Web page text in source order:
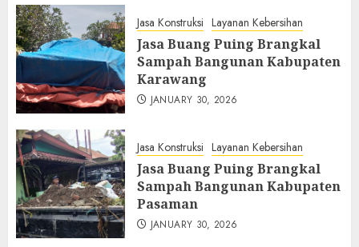
Jasa Konstruksi Layanan Kebersihan
Jasa Buang Puing Brangkal
Sampah Bangunan Kabupaten
Karawang
JANUARY 30, 2026
Jasa Konstruksi Layanan Kebersihan
Jasa Buang Puing Brangkal
Sampah Bangunan Kabupaten
Pasaman
JANUARY 30, 2026